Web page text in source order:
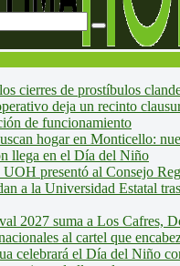
cierres de prostíbulos
deja un recinto
de funcionamiento
hogar en Monticello:
llega en el Día del Niño
UOH presentó al Consejo
a la Universidad Estatal
2027 suma a Los Cafres,
al cartel que
celebrará el Día del Niño